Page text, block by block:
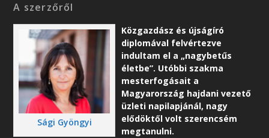
A szerzőről
Sági Gyöngyi
Közgazdász és újságíró
diplomával felvértezve
indultam el a „nagybetűs
életbe”. Utóbbi szakma
mesterfogásait a
Magyarország hajdani vezető
üzleti napilapjánál, nagy
elődöktől volt szerencsém
megtanulni.